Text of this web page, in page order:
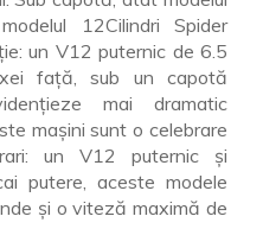
12Cilindri Spider
un V12 puternic de 6.5
față, sub un capotă
mai dramatic
mașini sunt o celebrare
un V12 puternic și
putere, aceste modele
și o viteză maximă de